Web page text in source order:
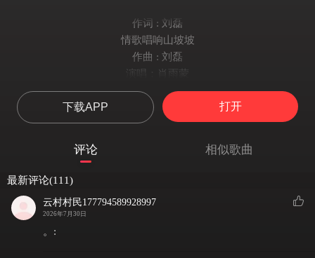
作词 : 刘磊
情歌唱响山坡坡
作曲 : 刘磊
演唱：肖雨蒙
作词：刘磊
作曲：刘磊
发行人：刘磊
朵朵白云头上过
下载APP 打开
评论 相似歌曲
最新评论(111)
云村村民177794589928997
2026年7月30日
。: